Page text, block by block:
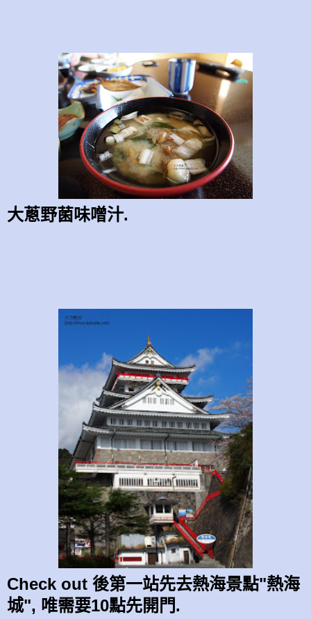
大蔥野菌味噌汁.
Check out 後第一站先去熱海景點"熱海
城", 唯需要10點先開門.